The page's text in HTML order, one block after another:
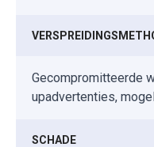
Gecompromitteerde
upadvertenties,
SCHADE